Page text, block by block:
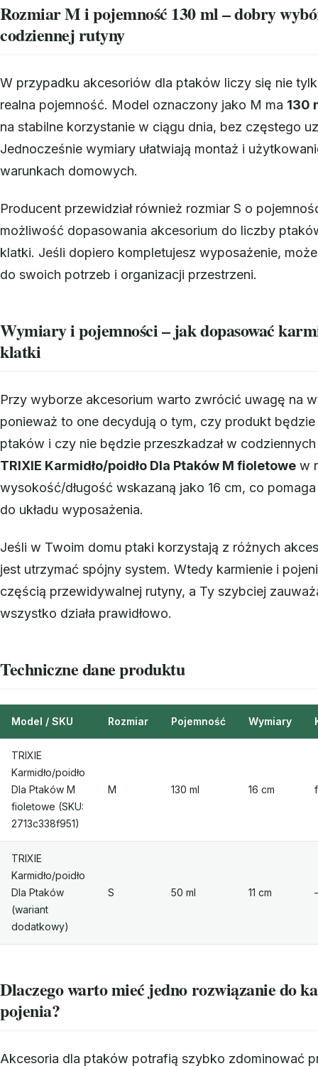
Rozmiar M i pojemność 130 ml – dobry
codziennej rutyny
W przypadku akcesoriów dla ptaków liczy się nie
realna pojemność. Model oznaczony jako M ma 130
na stabilne korzystanie w ciągu dnia, bez częstego
Jednocześnie wymiary ułatwiają montaż i
warunkach domowych.
Producent przewidział również rozmiar S o
możliwość dopasowania akcesorium do liczby
klatki. Jeśli dopiero kompletujesz wyposażenie,
do swoich potrzeb i organizacji przestrzeni.
Wymiary i pojemności – jak dopasować
klatki
Przy wyborze akcesorium warto zwrócić uwagę na
ponieważ to one decydują o tym, czy produkt
ptaków i czy nie będzie przeszkadzał w
TRIXIE Karmidło/poidło Dla Ptaków M fioletowe w
wysokość/długość wskazaną jako 16 cm, co
do układu wyposażenia.
Jeśli w Twoim domu ptaki korzystają z różnych
jest utrzymać spójny system. Wtedy karmienie i
częścią przewidywalnej rutyny, a Ty szybciej
wszystko działa prawidłowo.
Techniczne dane produktu
Model / SKU Rozmiar Pojemność Wymiary
TRIXIE
Karmidło/poidło
Dla Ptaków M
fioletowe (SKU:
2713c338f951)
M 130 ml 16 cm
TRIXIE
Karmidło/poidło
Dla Ptaków
(wariant
dodatkowy)
S 50 ml 11 cm
Dlaczego warto mieć jedno rozwiązanie do
pojenia?
Akcesoria dla ptaków potrafią szybko zdominować